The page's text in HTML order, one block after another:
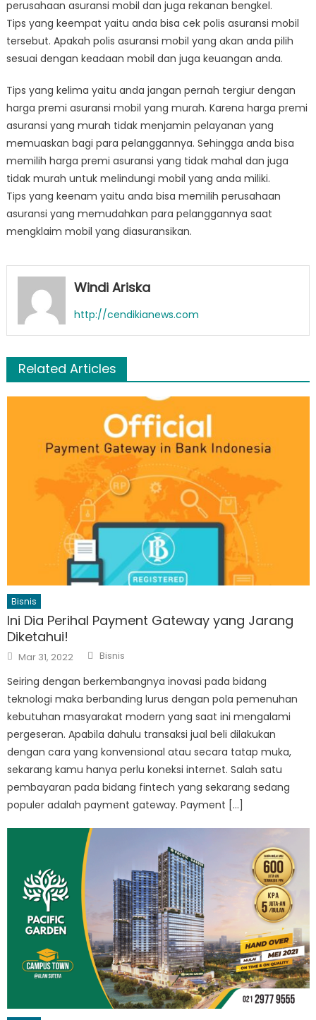
perusahaan asuransi mobil dan juga rekanan bengkel.
Tips yang keempat yaitu anda bisa cek polis asuransi mobil
tersebut. Apakah polis asuransi mobil yang akan anda pilih
sesuai dengan keadaan mobil dan juga keuangan anda.
Tips yang kelima yaitu anda jangan pernah tergiur dengan
harga premi asuransi mobil yang murah. Karena harga premi
asuransi yang murah tidak menjamin pelayanan yang
memuaskan bagi para pelanggannya. Sehingga anda bisa
memilih harga premi asuransi yang tidak mahal dan juga
tidak murah untuk melindungi mobil yang anda miliki.
Tips yang keenam yaitu anda bisa memilih perusahaan
asuransi yang memudahkan para pelanggannya saat
mengklaim mobil yang diasuransikan.
Windi Ariska
http://cendikianews.com
Related Articles
Bisnis
Ini Dia Perihal Payment Gateway yang Jarang
Diketahui!
Posted
on
Mar 31, 2022 Author
Bisnis
Seiring dengan berkembangnya inovasi pada bidang
teknologi maka berbanding lurus dengan pola pemenuhan
kebutuhan masyarakat modern yang saat ini mengalami
pergeseran. Apabila dahulu transaksi jual beli dilakukan
dengan cara yang konvensional atau secara tatap muka,
sekarang kamu hanya perlu koneksi internet. Salah satu
pembayaran pada bidang fintech yang sekarang sedang
populer adalah payment gateway. Payment […]